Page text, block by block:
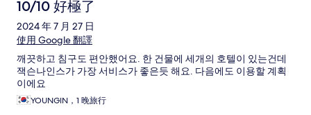
10/10 好極了
2024 年 7 月 27 日
使用 Google 翻譯
깨끗하고 침구도 편안했어요. 한 건물에 세개의 호텔이 있는건데
잭슨나인스가 가장 서비스가 좋은듯 해요. 다음에도 이용할 계획
이에요
YOUNGIN，1 晚旅行